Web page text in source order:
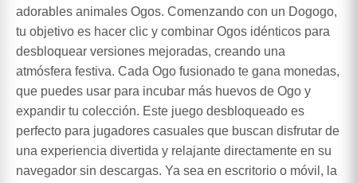
adorables animales Ogos. Comenzando con un Dogogo,
tu objetivo es hacer clic y combinar Ogos idénticos para
desbloquear versiones mejoradas, creando una
atmósfera festiva. Cada Ogo fusionado te gana monedas,
que puedes usar para incubar más huevos de Ogo y
expandir tu colección. Este juego desbloqueado es
perfecto para jugadores casuales que buscan disfrutar de
una experiencia divertida y relajante directamente en su
navegador sin descargas. Ya sea en escritorio o móvil, la